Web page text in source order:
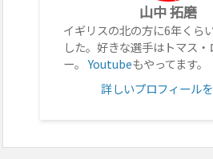
山中 拓磨
イギリスの北の方に6年くら
した。好きな選手はトマス・
ー。Youtubeもやってます。
詳しいプロフィール